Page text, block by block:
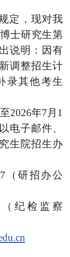
定，现对我
士研究生第
说明：因有
调整招生计
录其他考生
2026年7月 1
电子邮件、
生院招生办
（研招办公
（纪检监察